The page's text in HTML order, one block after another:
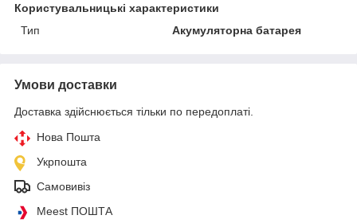
Користувальницькі характеристики
Тип
Акумуляторна батарея
Умови доставки
Доставка здійснюється тільки по передоплаті.
Нова Пошта
Укрпошта
Самовивіз
Meest ПОШТА